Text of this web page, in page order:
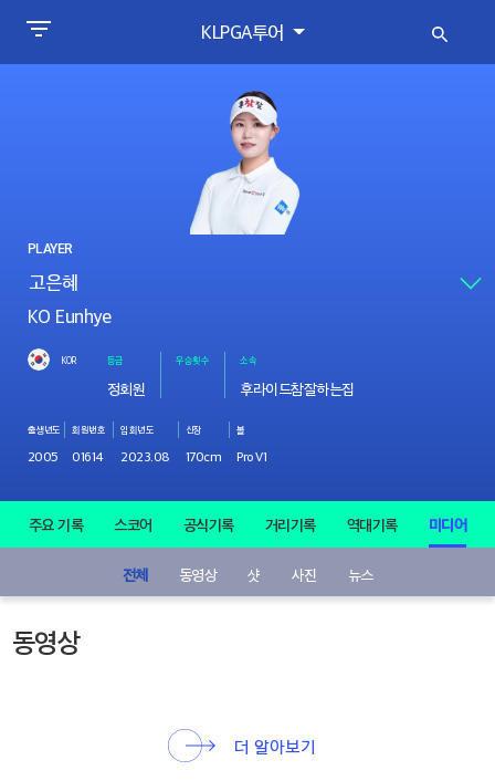
KLPGA투어
PLAYER
KO Eunhye
KOR 등급
정회원
우승횟수 소속
후라이드참잘하는집
출생년도
2005
회원번호
01614
입회년도
2023.08
신장
170cm
볼
Pro V1
주요 기록 스코어 공식기록 거리기록 역대기록 미디어
전체 동영상 샷 사진 뉴스
동영상
더 알아보기